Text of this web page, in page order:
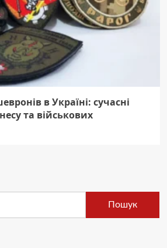
в Україні: сучасні
та військових
Пошук